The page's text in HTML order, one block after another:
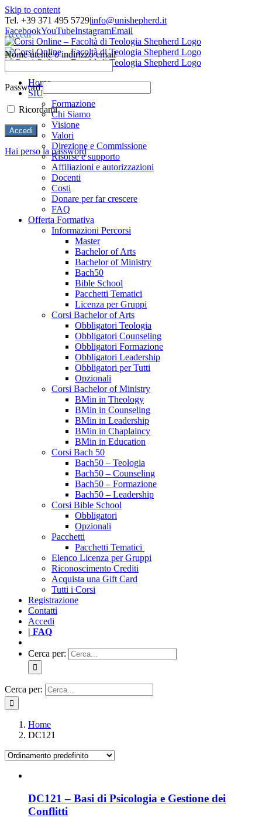
Skip to content
Tel. +39 371 495 5729|info@unishepherd.it
FacebookYouTubeInstagramEmail
Home
SIU
Formazione
Chi Siamo
Visione
Valori
Direzione e Commissione
Risorse e supporto
Affiliazioni e autorizzazioni
Docenti
Costi
Donare per far crescere
FAQ
Offerta Formativa
Informazioni Percorsi
Master
Bachelor of Arts
Bachelor of Ministry
Bach50
Bible School
Pacchetti Tematici
Licenza per Gruppi
Corsi Bachelor of Arts
Obbligatori Teologia
Obbligatori Counseling
Obbligatori Formazione
Obbligatori Leadership
Obbligatori per Tutti
Opzionali
Corsi Bachelor of Ministry
BMin in Theology
BMin in Counseling
BMin in Leadership
BMin in Chaplaincy
BMin in Education
Corsi Bach 50
Bach50 – Teologia
Bach50 – Counseling
Bach50 – Formazione
Bach50 – Leadership
Corsi Bible School
Obbligatori
Opzionali
Pacchetti
Pacchetti Tematici
Elenco Licenza per Gruppi
Riconoscimento Crediti
Acquista una Gift Card
Tutti i Corsi
Registrazione
Contatti
Accedi
| FAQ
Cerca per:
Cerca per:
Home
DC121
DC121 – Basi di Psicologia e Gestione dei
Conflitti
Accedi
Nome utente o indirizzo email
Password
Ricordami
Hai perso la password